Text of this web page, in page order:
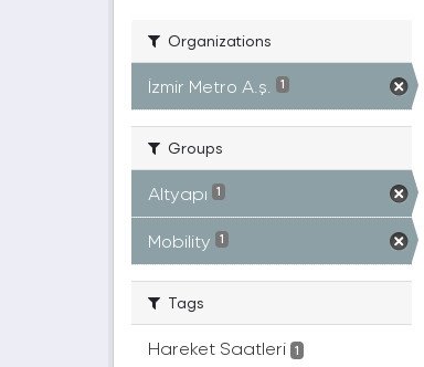
Organizations
İzmir Metro A.ş. 1
Groups
Altyapı 1
Mobility 1
Tags
Hareket Saatleri 1